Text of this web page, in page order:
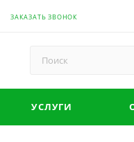
ЗАКАЗАТЬ ЗВОНОК
УСЛУГИ